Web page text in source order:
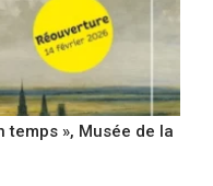
temps », Musée de la